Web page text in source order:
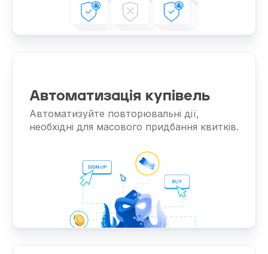
Автоматизація купівель
Автоматизуйте повторювальні дії,
необхідні для масового придбання квитків.